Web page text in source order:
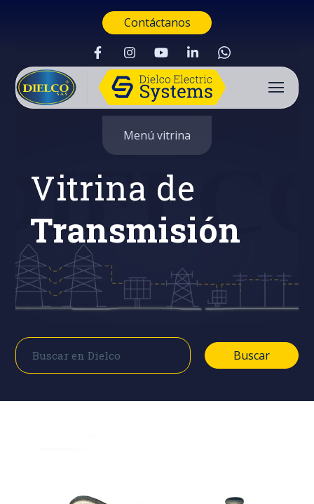
Contáctanos
Buscar
Menú vitrina
Vitrina de
Transmisión
Buscar
Buscar